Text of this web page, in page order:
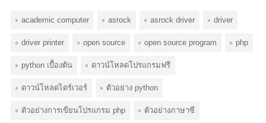
academic computer asrock asrock driver driver
driver printer open source open source program php
python เบื้องต้น ดาวน์โหลดโปรแกรมฟรี
ดาวน์โหลดไดร์เวอร์ ตัวอย่าง python
ตัวอย่างการเขียนโปรแกรม php ตัวอย่างภาษาซี